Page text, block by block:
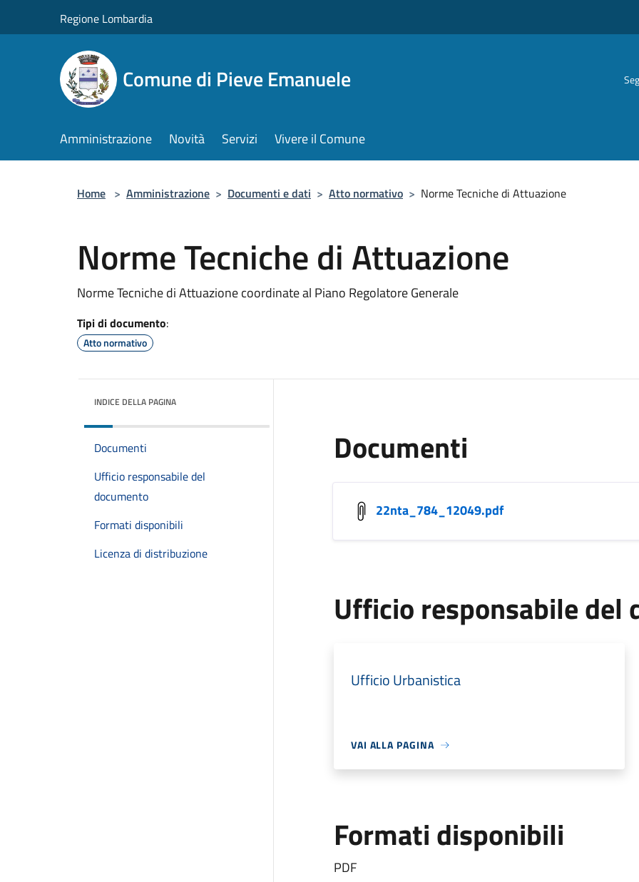
Regione Lombardia
Comune di Pieve Emanuele
Amministrazione Novità Servizi Vivere il Comune
Home > Amministrazione > Documenti e dati > Atto normativo > Norme Tecniche di Attuazione
Norme Tecniche di Attuazione
Norme Tecniche di Attuazione coordinate al Piano Regolatore Generale
Tipi di documento:
Atto normativo
INDICE DELLA PAGINA
Documenti
Ufficio responsabile del
documento
Formati disponibili
Licenza di distribuzione
Documenti
22nta_784_12049.pdf
Ufficio responsabile del
Ufficio Urbanistica
VAI ALLA PAGINA
Formati disponibili
PDF